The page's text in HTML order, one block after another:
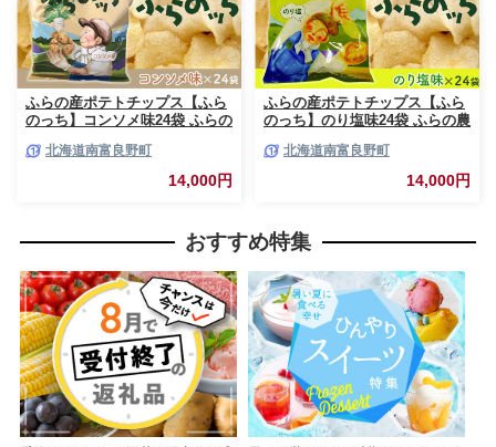
ふらの産ポテトチップス【ふら
のっち】コンソメ味24袋 ふらの
ガイモ コンソメ 芋 菓子 スナッ
ク じゃがいも お菓子 ポテチ 1
北海道南富良野町
14,000円
ふらの産ポテトチップス【ふら
のっち】のり塩味24袋 ふらの農
イモ のり塩 芋 菓子 スナック
じゃがいも お菓子 ポテチ 1箱
北海道南富良野町
14,000円
おすすめ特集